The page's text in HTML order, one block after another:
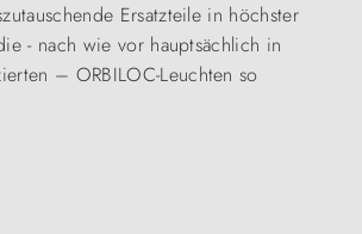
Ersatzteile in höchster
- nach wie vor hauptsächlich in
– ORBILOC-Leuchten so